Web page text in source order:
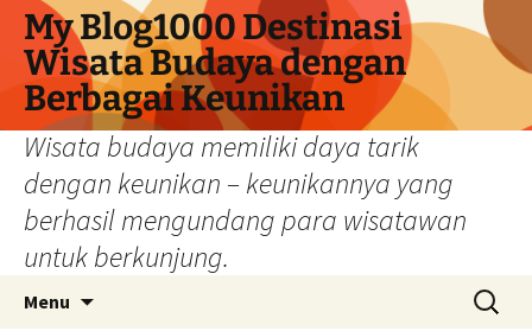
My Blog1000 Destinasi
Wisata Budaya dengan
Berbagai Keunikan
Wisata budaya memiliki daya tarik
dengan keunikan – keunikannya yang
berhasil mengundang para wisatawan
untuk berkunjung.
Menu
Cari
untuk: